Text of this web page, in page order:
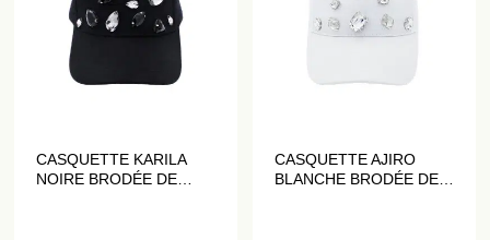
CASQUETTE KARILA
NOIRE BRODÉE DE
CASQUETTE AJIRO
BLANCHE BRODÉE DE